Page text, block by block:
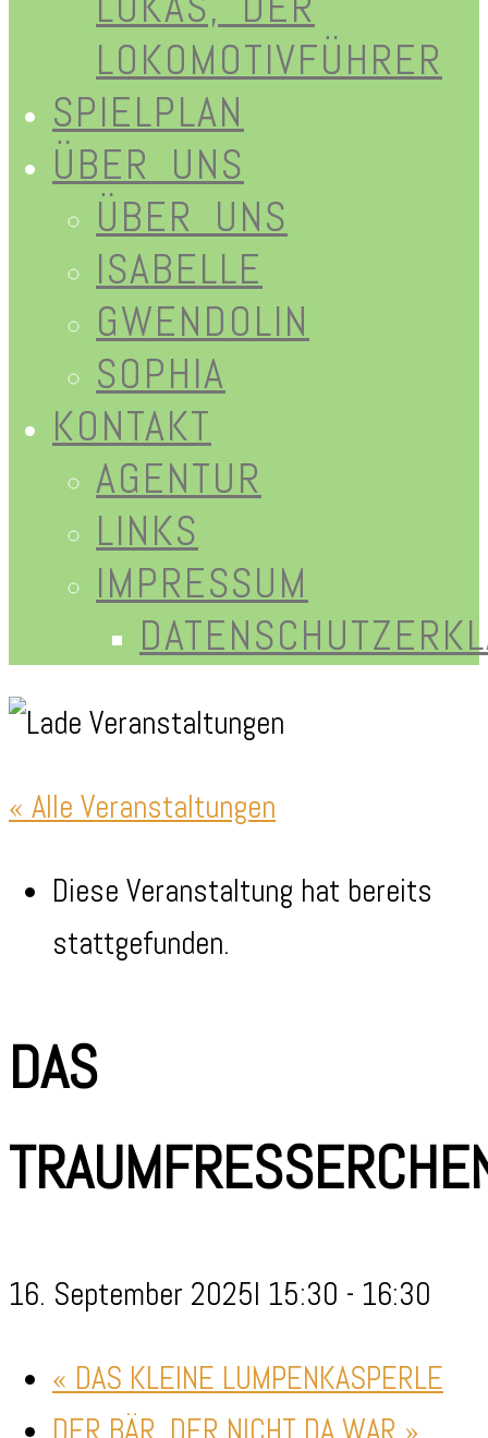
LOKOMOTIVFÜHRER
SPIELPLAN
ÜBER UNS
ÜBER UNS
ISABELLE
GWENDOLIN
SOPHIA
KONTAKT
AGENTUR
LINKS
IMPRESSUM
« Alle Veranstaltungen
Diese Veranstaltung hat bereits
stattgefunden.
DAS
16. September 2025I 15:30 - 16:30
« DAS KLEINE LUMPENKASPERLE